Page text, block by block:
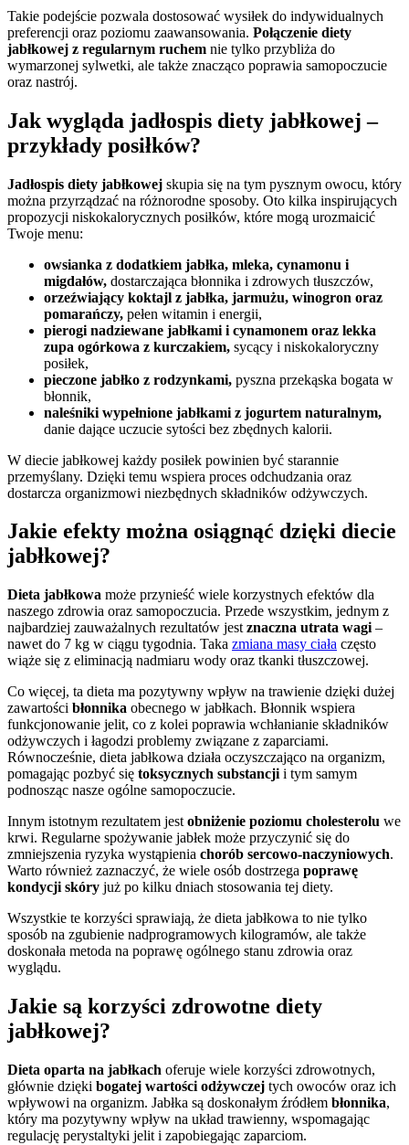
Takie podejście pozwala dostosować wysiłek do indywidualnych
preferencji oraz poziomu zaawansowania. Połączenie diety
jabłkowej z regularnym ruchem nie tylko przybliża do
wymarzonej sylwetki, ale także znacząco poprawia samopoczucie
oraz nastrój.
Jak wygląda jadłospis diety jabłkowej –
przykłady posiłków?
Jadłospis diety jabłkowej skupia się na tym pysznym owocu, który
można przyrządzać na różnorodne sposoby. Oto kilka inspirujących
propozycji niskokalorycznych posiłków, które mogą urozmaicić
Twoje menu:
owsianka z dodatkiem jabłka, mleka, cynamonu i
migdałów, dostarczająca błonnika i zdrowych tłuszczów,
orzeźwiający koktajl z jabłka, jarmużu, winogron oraz
pomarańczy, pełen witamin i energii,
pierogi nadziewane jabłkami i cynamonem oraz lekka
zupa ogórkowa z kurczakiem, sycący i niskokaloryczny
posiłek,
pieczone jabłko z rodzynkami, pyszna przekąska bogata w
błonnik,
naleśniki wypełnione jabłkami z jogurtem naturalnym,
danie dające uczucie sytości bez zbędnych kalorii.
W diecie jabłkowej każdy posiłek powinien być starannie
przemyślany. Dzięki temu wspiera proces odchudzania oraz
dostarcza organizmowi niezbędnych składników odżywczych.
Jakie efekty można osiągnąć dzięki diecie
jabłkowej?
Dieta jabłkowa może przynieść wiele korzystnych efektów dla
naszego zdrowia oraz samopoczucia. Przede wszystkim, jednym z
najbardziej zauważalnych rezultatów jest znaczna utrata wagi –
nawet do 7 kg w ciągu tygodnia. Taka zmiana masy ciała często
wiąże się z eliminacją nadmiaru wody oraz tkanki tłuszczowej.
Co więcej, ta dieta ma pozytywny wpływ na trawienie dzięki dużej
zawartości błonnika obecnego w jabłkach. Błonnik wspiera
funkcjonowanie jelit, co z kolei poprawia wchłanianie składników
odżywczych i łagodzi problemy związane z zaparciami.
Równocześnie, dieta jabłkowa działa oczyszczająco na organizm,
pomagając pozbyć się toksycznych substancji i tym samym
podnosząc nasze ogólne samopoczucie.
Innym istotnym rezultatem jest obniżenie poziomu cholesterolu we
krwi. Regularne spożywanie jabłek może przyczynić się do
zmniejszenia ryzyka wystąpienia chorób sercowo-naczyniowych.
Warto również zaznaczyć, że wiele osób dostrzega poprawę
kondycji skóry już po kilku dniach stosowania tej diety.
Wszystkie te korzyści sprawiają, że dieta jabłkowa to nie tylko
sposób na zgubienie nadprogramowych kilogramów, ale także
doskonała metoda na poprawę ogólnego stanu zdrowia oraz
wyglądu.
Jakie są korzyści zdrowotne diety
jabłkowej?
Dieta oparta na jabłkach oferuje wiele korzyści zdrowotnych,
głównie dzięki bogatej wartości odżywczej tych owoców oraz ich
wpływowi na organizm. Jabłka są doskonałym źródłem błonnika,
który ma pozytywny wpływ na układ trawienny, wspomagając
regulację perystaltyki jelit i zapobiegając zaparciom.